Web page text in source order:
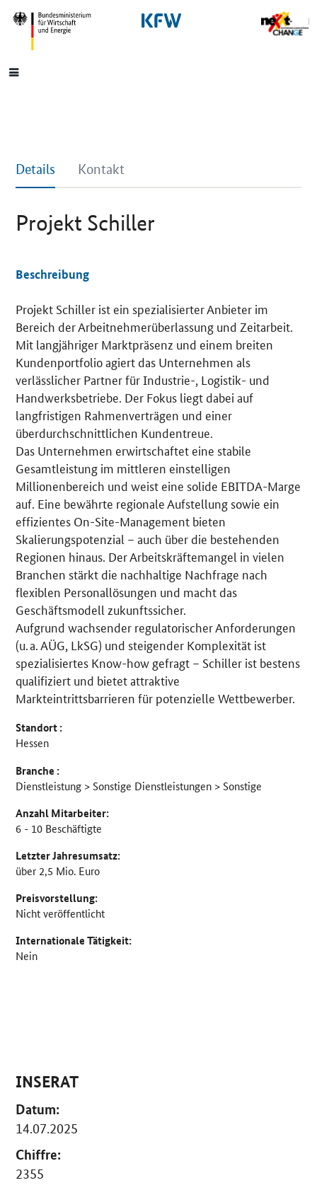
SrOnlyNavigation
Hauptmenü
Details Kontakt
Projekt Schiller
Details
Beschreibung
Projekt Schiller ist ein spezialisierter Anbieter im
Bereich der Arbeitnehmerüberlassung und Zeitarbeit.
Mit langjähriger Marktpräsenz und einem breiten
Kundenportfolio agiert das Unternehmen als
verlässlicher Partner für Industrie-, Logistik- und
Handwerksbetriebe. Der Fokus liegt dabei auf
langfristigen Rahmenverträgen und einer
überdurchschnittlichen Kundentreue.
Das Unternehmen erwirtschaftet eine stabile
Gesamtleistung im mittleren einstelligen
Millionenbereich und weist eine solide EBITDA-Marge
auf. Eine bewährte regionale Aufstellung sowie ein
effizientes On-Site-Management bieten
Skalierungspotenzial – auch über die bestehenden
Regionen hinaus. Der Arbeitskräftemangel in vielen
Branchen stärkt die nachhaltige Nachfrage nach
flexiblen Personallösungen und macht das
Geschäftsmodell zukunftssicher.
Aufgrund wachsender regulatorischer Anforderungen
(u. a. AÜG, LkSG) und steigender Komplexität ist
spezialisiertes Know-how gefragt – Schiller ist bestens
qualifiziert und bietet attraktive
Markteintrittsbarrieren für potenzielle Wettbewerber.
Standort :
Hessen
Branche :
Dienstleistung > Sonstige Dienstleistungen > Sonstige
Anzahl Mitarbeiter:
6 - 10 Beschäftigte
Letzter Jahresumsatz:
über 2,5 Mio. Euro
Preisvorstellung:
Nicht veröffentlicht
Internationale Tätigkeit:
Nein
INSERAT
Datum:
14.07.2025
Chiffre:
2355